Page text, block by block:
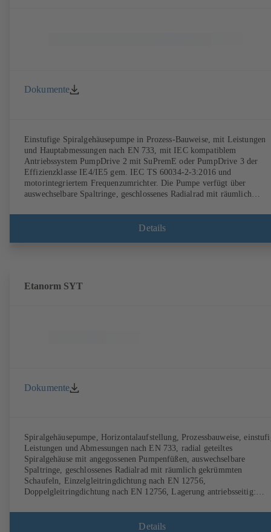
Dokumente
Einstufige Spiralgehäusepumpe in Prozess-Bauweise, mit Leistungen
und Hauptabmessungen nach EN 733, mit IEC kompatiblem
Antriebssystem PumpDrive 2 mit SuPremE oder PumpDrive 3 der
Effizienzklasse IE4/IE5 gem. IEC TS 60034-2-3:2016 und
motorintegriertem Frequenzumrichter. Die Pumpe verfügt über
auswechselbare Spaltringe, geschlossenes Radialrad mit räumlich
EN 12756, Welle im Bereich der Wellendichtung mit auswechselbarer
Wellenschutzhülse. Die Prozessbauweise ermöglicht eine Demontage
Effizienzanforderungen der ErP Richtlinien weit voraus.
Details
Etanorm SYT
Dokumente
Spiralgehäusepumpe, Horizontalaufstellung, Prozessbauweise,
Leistungen und Abmessungen nach EN 733, radial geteiltes
Spiralgehäuse mit angegossenen Pumpenfüßen, auswechselbare
Spaltringe, geschlossenes Radialrad mit räumlich gekrümmten
Schaufeln, Einzelgleitringdichtung nach EN 12756,
Doppelgleitringdichtung nach EN 12756, Lagerung antriebsseitig:
KSB SuPremE-Motor (Ausnahme: Motorgrößen 0,55 kW / 0,75 kW
1500 min⁻¹ sind mit Permanentmagneten ausgeführt) der
Details